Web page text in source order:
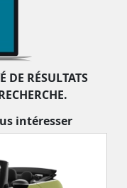
luxueux ;
associée aux
comme le confort
qu'une voiture du
coupée.
est équipé d'un toit
en place, la voiture
» ;
d'une capote
DE RÉSULTATS
intéresser